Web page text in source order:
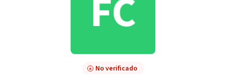
No verificado